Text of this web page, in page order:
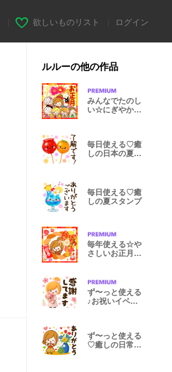
欲しいものリスト ログイン
ルルーの他の作品
みんなでたのし
い☆にぎやかお
毎日使える♡癒
しの日本の夏ス
毎日使える♡癒
しの夏スタンプ
毎年使える☆や
さしいお正月ス
ず〜っと使える
♪お祝いイベン
ず〜っと使える
♡癒しの日常ス